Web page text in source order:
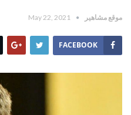
موقع مشاهير May 22, 2021
FACEBOOK